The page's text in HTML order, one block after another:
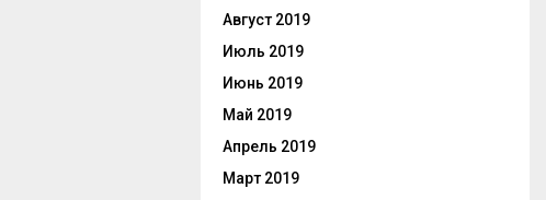
Август 2019
Июль 2019
Июнь 2019
Май 2019
Апрель 2019
Март 2019